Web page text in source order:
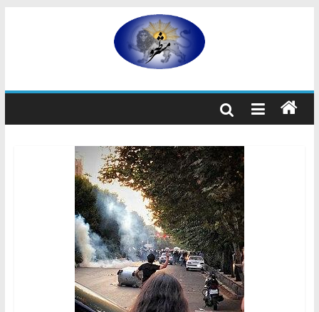
مشروطه
مشروطه
حزب
نیست
بلکه
راه
و
شیوه
ایرانیانی
است
که
هم
به